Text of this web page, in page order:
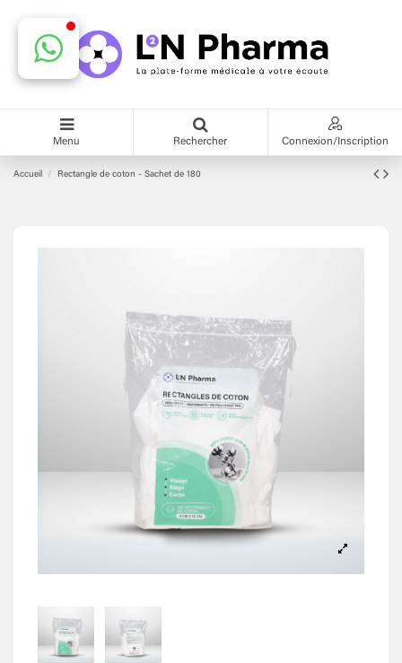
Menu Rechercher Connexion/Inscription
Accueil Rectangle de coton - Sachet de 180